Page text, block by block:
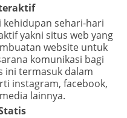
sehari-hari
yakni situs web yang
website untuk
komunikasi bagi
ini termasuk dalam
instagram, facebook,
lainnya.